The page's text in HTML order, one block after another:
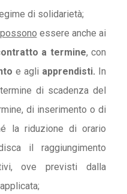
di solidarietà;
essere anche ai
a termine, con
e agli apprendisti. In
di scadenza del
di inserimento o di
la riduzione di orario
il raggiungimento
ove previsti dalla